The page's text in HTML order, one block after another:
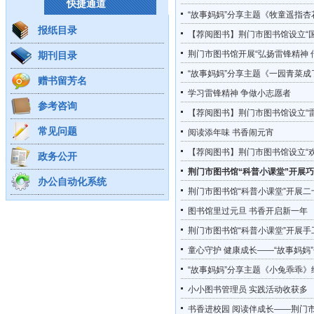
快捷通道
报纸目录
期刊目录
赠书留芳名
参考咨询
常见问题
政务公开
办公自动化系统
“故事妈妈”分享主题《牧童遥指
【荐阅图书】荆门市图书馆设立
荆门市图书馆开展“弘扬雷锋精神
“故事妈妈”分享主题《一园青菜
学习雷锋精神 争做小志愿者
【荐阅图书】荆门市图书馆设立
阅读添年味 书香闹元宵
【荐阅图书】荆门市图书馆设立“
荆门市图书馆“科普小课堂”开展
荆门市图书馆“科普小课堂”开展
图书馆里过元旦 书香开启新一年
荆门市图书馆“科普小课堂”开展
童心守护 健康成长——“故事妈妈
“故事妈妈”分享主题《小兔乖乖
小小图书管理员 实践活动收获多
书香进校园 阅读伴成长——荆门